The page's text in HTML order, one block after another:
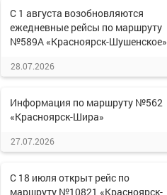
С 1 августа возобновляются
ежедневные рейсы по маршруту
№589А «Красноярск-Шушенское»
28.07.2026
Информация по маршруту №562
«Красноярск-Шира»
27.07.2026
С 18 июля открыт рейс по
маршруту №10821 «Красноярск-